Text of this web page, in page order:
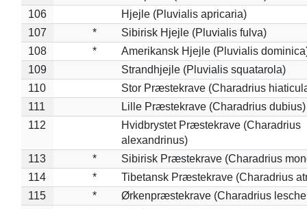
106
Hjejle (Pluvialis apricaria)
107
*
Sibirisk Hjejle (Pluvialis fulva)
108
*
Amerikansk Hjejle (Pluvialis
109
Strandhjejle (Pluvialis squatarola)
110
Stor Præstekrave (Charadrius
111
Lille Præstekrave (Charadrius dubius)
112
Hvidbrystet Præstekrave (Charadrius
alexandrinus)
113
*
Sibirisk Præstekrave (Charadrius
114
*
Tibetansk Præstekrave (Charadrius
115
*
Ørkenpræstekrave (Charadrius